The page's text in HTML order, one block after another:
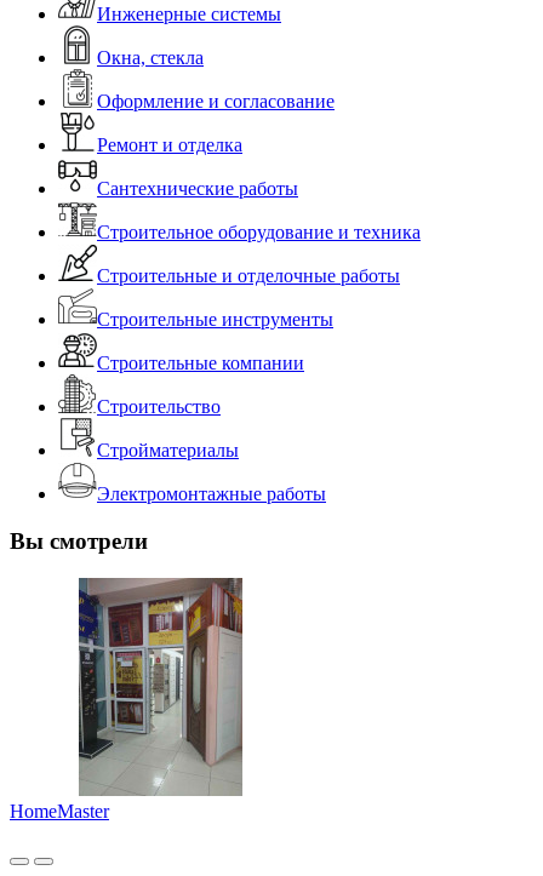
Инженерные системы
Окна, стекла
Оформление и согласование
Ремонт и отделка
Сантехнические работы
Строительное оборудование и техника
Строительные и отделочные работы
Строительные инструменты
Строительные компании
Строительство
Стройматериалы
Электромонтажные работы
Вы смотрели
HomeMaster